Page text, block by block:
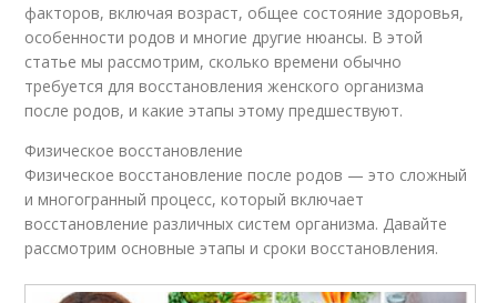
факторов, включая возраст, общее состояние здоровья,
особенности родов и многие другие нюансы. В этой
статье мы рассмотрим, сколько времени обычно
требуется для восстановления женского организма
после родов, и какие этапы этому предшествуют.
Физическое восстановление
Физическое восстановление после родов — это сложный
и многогранный процесс, который включает
восстановление различных систем организма. Давайте
рассмотрим основные этапы и сроки восстановления.